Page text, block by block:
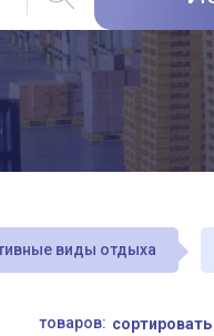
виды отдыха
товаров: сортировать